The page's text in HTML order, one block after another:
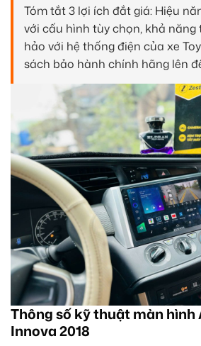
Tóm tắt 3 lợi ích đắt giá: Hiệu
với cấu hình tùy chọn, khả
hảo với hệ thống điện của xe
sách bảo hành chính hãng lên
Thông số kỹ thuật màn hình
Innova 2018